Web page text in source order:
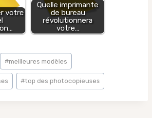
votre
Quelle imprimante
de bureau
révolutionnera
votre…
#meilleures modèles
#top des photocopieuses